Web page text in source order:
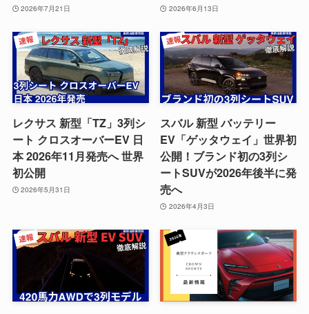
2026年7月21日 2026年6月13日
レクサス 新型「TZ」3列シ
ート クロスオーバーEV 日
本 2026年11月発売へ 世界
初公開
2026年5月31日
スバル 新型 バッテリー
EV「ゲッタウェイ」世界初
公開！ブランド初の3列シ
ートSUVが2026年後半に発
売へ
2026年4月3日